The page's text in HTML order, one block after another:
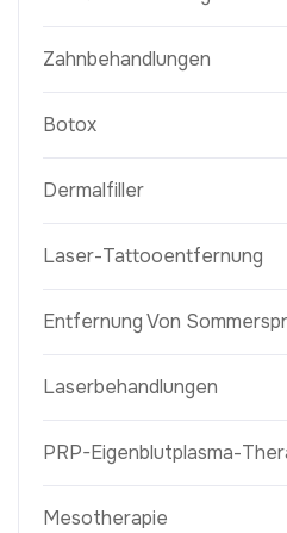
Zahnbehandlungen
Botox
Dermalfiller
Laser-Tattooentfernung
Entfernung Von
Laserbehandlungen
PRP-Eigenblutplasma-
Mesotherapie